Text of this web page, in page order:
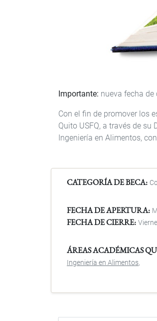
Importante: nueva fecha
Con el fin de promover los
Quito USFQ, a través de
Ingeniería en Alimentos,
CATEGORÍA DE BECA
FECHA DE APERTURA
FECHA DE CIERRE
ÁREAS ACADÉMICAS
Ingeniería en Alimentos